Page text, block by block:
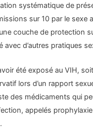
systématique de
sur 10 par le sexe
couche de protection
avec d’autres pratiques
été exposé au VIH,
lors d’un rapport
des médicaments qui
appelés